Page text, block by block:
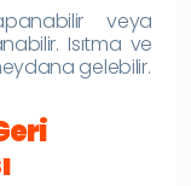
veya
Isıtma ve
gelebilir.